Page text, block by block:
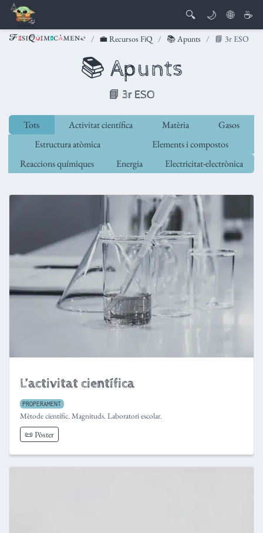
🔍 🌙 🌐 ☕
💼 Recursos FiQ 📚 Apunts 📘 3r ESO
📚 Apunts
📘 3r ESO
Tots Activitat científica Matèria
Gasos
Estructura atòmica
Elements i compostos
Reaccions químiques
Energia Electricitat-electrònica
L’activitat científica
PROPERAMENT
Mètode científic. Magnituds. Laboratori escolar.
📜 Pòster